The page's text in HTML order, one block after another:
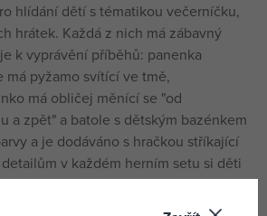
hlídání dětí s tématikou večerníčku,
hrátek. Každá z nich má zábavný
k vyprávění příběhů: panenka
pyžamo svítící ve tmě,
má obličej měnící se "od
a zpět" a batole s dětským bazénkem
a je dodáváno s hračkou stříkající
v každém herním setu si děti
nekonečné množství
se samostatně dle aktuální